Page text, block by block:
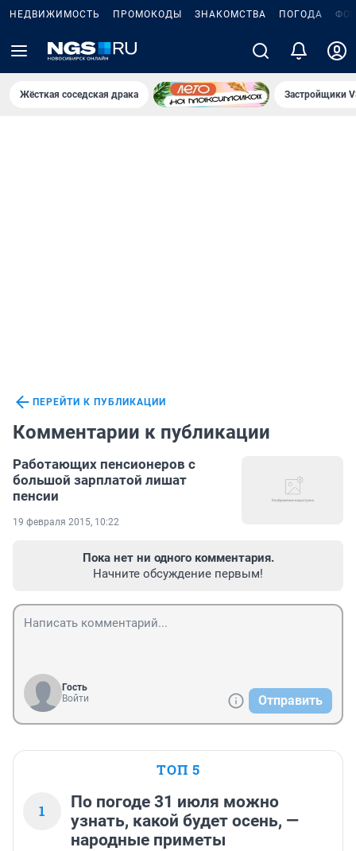
НЕДВИЖИМОСТЬ ПРОМОКОДЫ ЗНАКОМСТВА ПОГОДА
Жёсткая соседская драка Застройщики
ПЕРЕЙТИ К ПУБЛИКАЦИИ
Комментарии к публикации
Работающих пенсионеров с
большой зарплатой лишат
пенсии
19 февраля 2015, 10:22
Пока нет ни одного комментария.
Начните обсуждение первым!
Гость
Войти
Отправить
ТОП 5
1
По погоде 31 июля можно
узнать, какой будет осень, —
народные приметы